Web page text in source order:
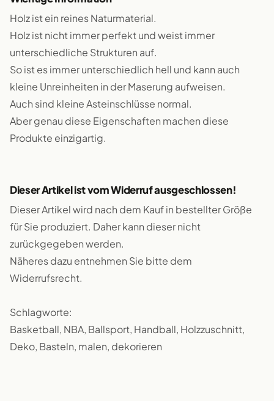
Holz ist ein reines Naturmaterial.
Holz ist nicht immer perfekt und weist immer
unterschiedliche Strukturen auf.
So ist es immer unterschiedlich hell und kann auch
kleine Unreinheiten in der Maserung aufweisen.
Auch sind kleine Asteinschlüsse normal.
Aber genau diese Eigenschaften machen diese
Produkte einzigartig.
Dieser Artikel ist vom Widerruf ausgeschlossen!
Dieser Artikel wird nach dem Kauf in bestellter Größe
für Sie produziert. Daher kann dieser nicht
zurückgegeben werden.
Näheres dazu entnehmen Sie bitte dem
Widerrufsrecht.
Schlagworte:
Basketball, NBA, Ballsport, Handball, Holzzuschnitt,
Deko, Basteln, malen, dekorieren